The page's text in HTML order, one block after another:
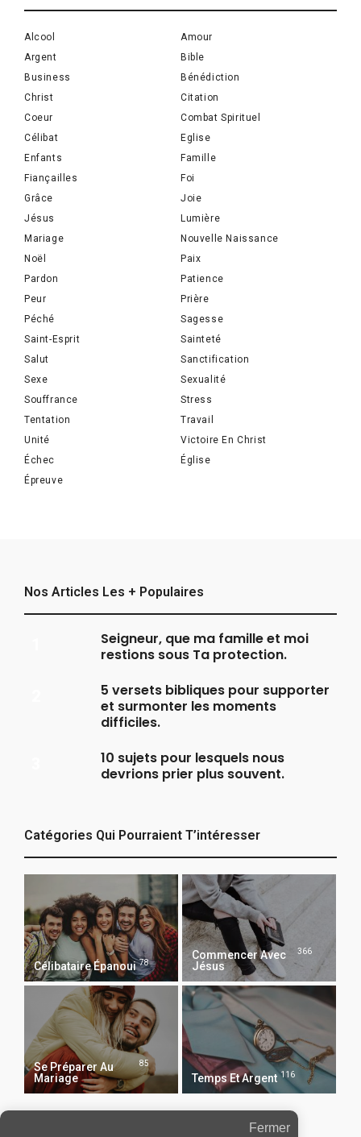
Alcool
Amour
Argent
Bible
Business
Bénédiction
Christ
Citation
Coeur
Combat Spirituel
Célibat
Eglise
Enfants
Famille
Fiançailles
Foi
Grâce
Joie
Jésus
Lumière
Mariage
Nouvelle Naissance
Noël
Paix
Pardon
Patience
Peur
Prière
Péché
Sagesse
Saint-Esprit
Sainteté
Salut
Sanctification
Sexe
Sexualité
Souffrance
Stress
Tentation
Travail
Unité
Victoire En Christ
Échec
Église
Épreuve
Nos Articles Les + Populaires
Seigneur, que ma famille et moi
restions sous Ta protection.
5 versets bibliques pour supporter
et surmonter les moments
difficiles.
10 sujets pour lesquels nous
devrions prier plus souvent.
Catégories Qui Pourraient T’intéresser
Célibataire Épanoui 78
Commencer Avec
Jésus
366
Se Préparer Au
Mariage
85
Temps Et Argent 116
Fermer